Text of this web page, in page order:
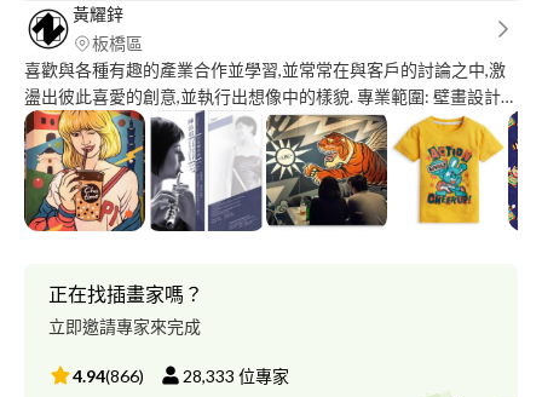
黃耀鋅
板橋區
喜歡與各種有趣的產業合作並學習,並常常在與客戶的討論之中,激
盪出彼此喜愛的創意,並執行出想像中的樣貌. 專業範圍: 壁畫設計與
施工、公司LOGO與名片相關設計、圖案插畫設計、卡通造型角色
設計、運動鞋類設計與規劃、展覽佈置
正在找插畫家嗎？
立即邀請專家來完成
4.94(866) 28,333 位專家